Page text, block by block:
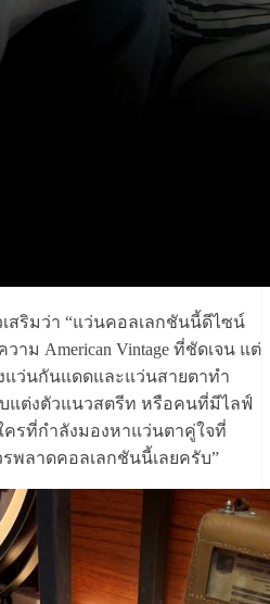
สริมว่า “แว่นคอลเลกชันนี้ดีไซน์
ม American Vintage ที่ชัดเจน แต่
แว่นกันแดดและแว่นสายตาทำ
แต่งตัวแนวสตรีท หรือคนที่มีไลฟ์
ครที่กำลังมองหาแว่นตาคู่ใจที่
พลาดคอลเลกชันนี้เลยครับ”